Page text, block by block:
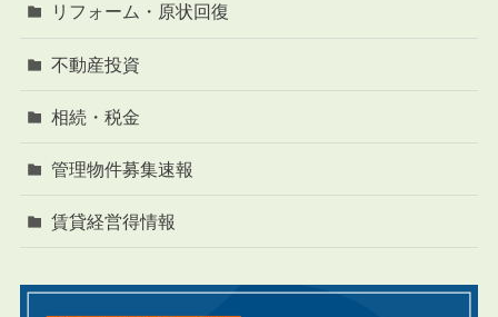
リフォーム・原状回復
不動産投資
相続・税金
管理物件募集速報
賃貸経営得情報